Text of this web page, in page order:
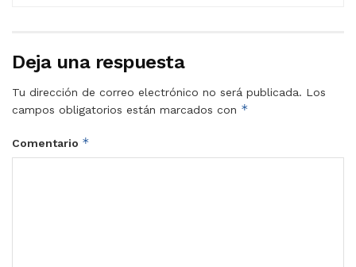
Deja una respuesta
Tu dirección de correo electrónico no será publicada. Los
campos obligatorios están marcados con *
Comentario *